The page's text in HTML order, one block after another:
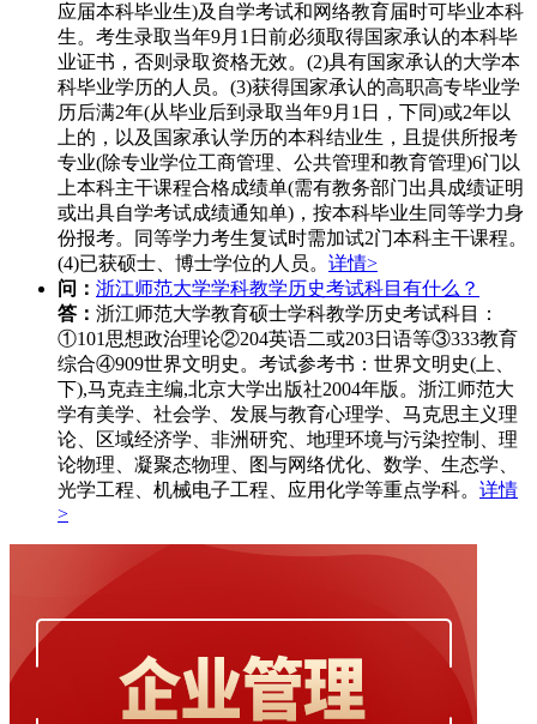
应届本科毕业生)及自学考试和网络教育届时可毕业本科
生。考生录取当年9月1日前必须取得国家承认的本科毕
业证书，否则录取资格无效。(2)具有国家承认的大学本
科毕业学历的人员。(3)获得国家承认的高职高专毕业学
历后满2年(从毕业后到录取当年9月1日，下同)或2年以
上的，以及国家承认学历的本科结业生，且提供所报考
专业(除专业学位工商管理、公共管理和教育管理)6门以
上本科主干课程合格成绩单(需有教务部门出具成绩证明
或出具自学考试成绩通知单)，按本科毕业生同等学力身
份报考。同等学力考生复试时需加试2门本科主干课程。
(4)已获硕士、博士学位的人员。 详情>
问： 浙江师范大学学科教学历史考试科目有什么？
答： 浙江师范大学教育硕士学科教学历史考试科目：
①101思想政治理论②204英语二或203日语等③333教育
综合④909世界文明史。考试参考书：世界文明史(上、
下),马克垚主编,北京大学出版社2004年版。浙江师范大
学有美学、社会学、发展与教育心理学、马克思主义理
论、区域经济学、非洲研究、地理环境与污染控制、理
论物理、凝聚态物理、图与网络优化、数学、生态学、
光学工程、机械电子工程、应用化学等重点学科。 详情
>